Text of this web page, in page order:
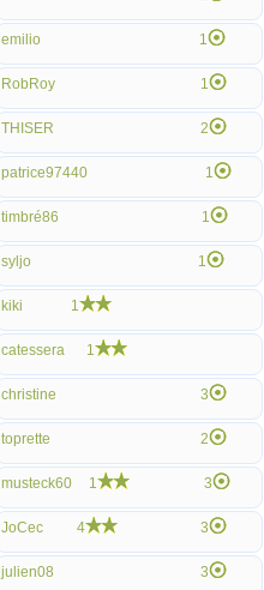
emilio 1
RobRoy 1
THISER 2
patrice97440 1
timbré86 1
syljo 1
kiki 1
catessera 1
christine 3
toprette 2
musteck60 1 3
JoCec 4 3
julien08 3